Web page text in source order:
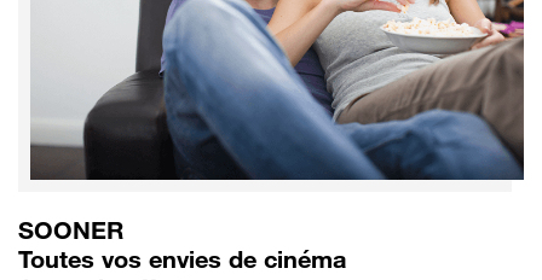
SOONER
Toutes vos envies de cinéma